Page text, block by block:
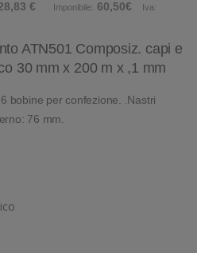
€ Imponibile: 60,50€ Iva:
ATN501 Composiz. capi e
30 mm x 200 m x ,1 mm
bobine per confezione. .Nastri
76 mm.